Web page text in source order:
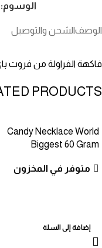
الوسوم:
الوصفالشحن والتوصيل
فاكهة الفراولة من فروت باي ذا
PRODUCTS
Candy Necklace World
Biggest 60 Gram
متوفر في المخزون
إضافة إلى السلة